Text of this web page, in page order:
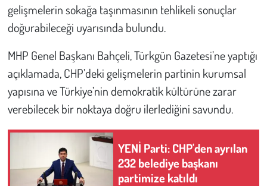
gelişmelerin sokağa taşınmasının tehlikeli sonuçlar
doğurabileceği uyarısında bulundu.
MHP Genel Başkanı Bahçeli, Türkgün Gazetesi’ne yaptığı
açıklamada, CHP’deki gelişmelerin partinin kurumsal
yapısına ve Türkiye’nin demokratik kültürüne zarar
verebilecek bir noktaya doğru ilerlediğini savundu.
YENİ Parti: CHP'den ayrılan
232 belediye başkanı
partimize katıldı
Hayvan Hakları
Çevre
Galeri
Günün İçinden
Vefat İlanları